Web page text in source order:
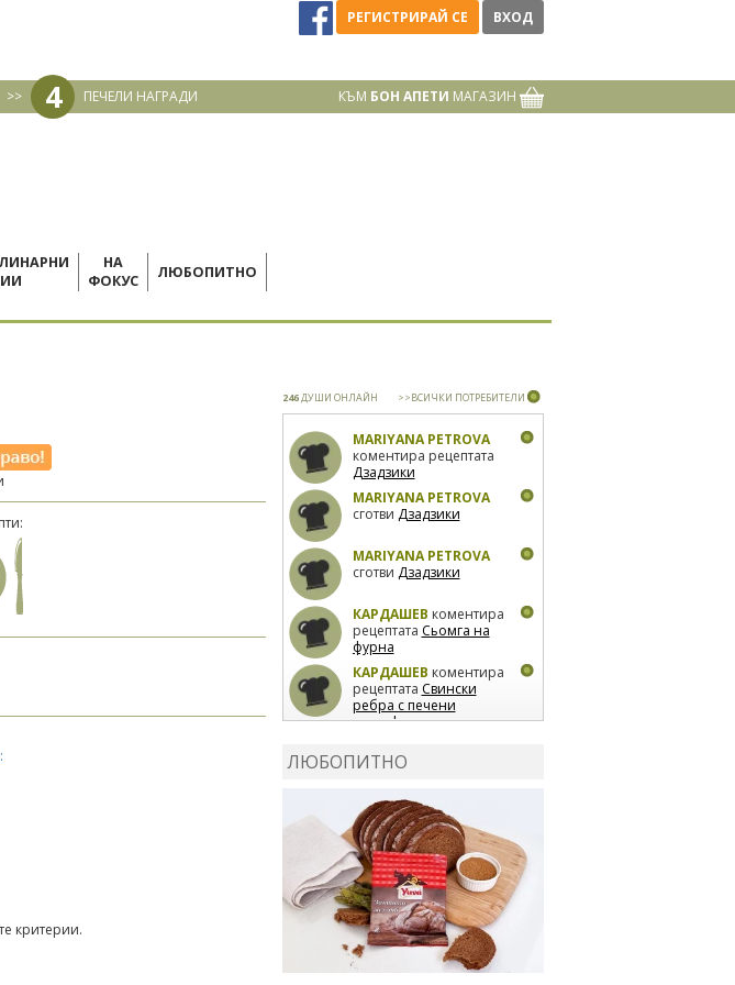
РЕГИСТРИРАЙ СЕ ВХОД
>> 4 ПЕЧЕЛИ НАГРАДИ КЪМ БОН АПЕТИ МАГАЗИН
НА
ФОКУС
ЛЮБОПИТНО
критерии.
246ДУШИ ОНЛАЙН >>ВСИЧКИ ПОТРЕБИТЕЛИ
MARIYANA PETROVA
коментира рецептата
Дзадзики
MARIYANA PETROVA
сготви Дзадзики
MARIYANA PETROVA
сготви Дзадзики
КАРДАШЕВ коментира
рецептата Сьомга на
фурна
КАРДАШЕВ коментира
рецептата Свински
ребра с печени
картофи
лимон
коментира рецептата
Киноа със зеленчуци
ЛЮБОПИТНО